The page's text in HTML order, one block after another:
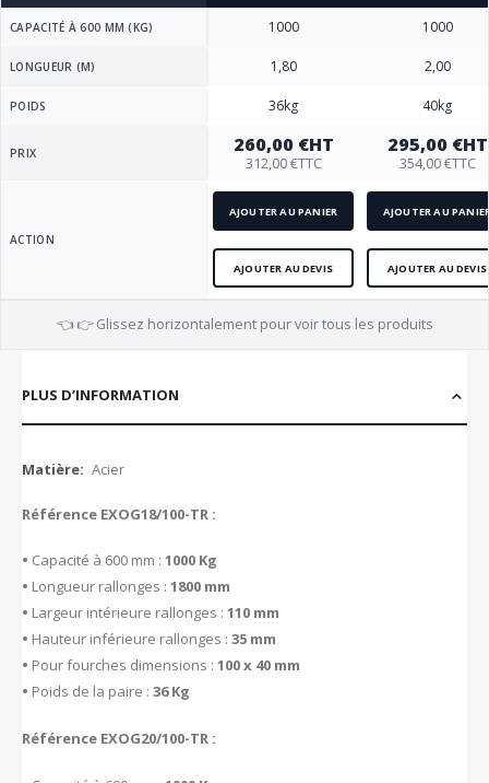
CAPACITÉ À 600 MM (KG) 1000 1000
LONGUEUR (M) 1,80 2,00
POIDS 36kg 40kg
PRIX 260,00 €HT
312,00 €TTC
295,00 €HT
354,00 €TTC
ACTION
AJOUTER AU PANIER
AJOUTER AU DEVIS
AJOUTER AU
AJOUTER AU DEVIS
👈 👉 Glissez horizontalement pour voir tous les produits
PLUS D’INFORMATION
Plus
Acier
Référence EXOG18/100-TR :
• Capacité à 600 mm : 1000 Kg
• Longueur rallonges : 1800 mm
• Largeur intérieure rallonges : 110 mm
• Hauteur inférieure rallonges : 35 mm
• Pour fourches dimensions : 100 x 40 mm
• Poids de la paire : 36 Kg
Référence EXOG20/100-TR :